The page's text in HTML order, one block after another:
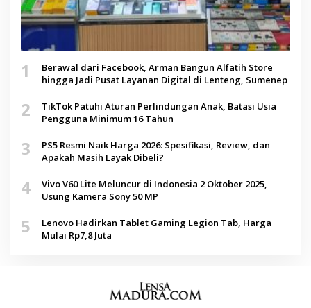
1
Berawal dari Facebook, Arman Bangun Alfatih Store
hingga Jadi Pusat Layanan Digital di Lenteng, Sumenep
2
TikTok Patuhi Aturan Perlindungan Anak, Batasi Usia
Pengguna Minimum 16 Tahun
3
PS5 Resmi Naik Harga 2026: Spesifikasi, Review, dan
Apakah Masih Layak Dibeli?
4
Vivo V60 Lite Meluncur di Indonesia 2 Oktober 2025,
Usung Kamera Sony 50 MP
5
Lenovo Hadirkan Tablet Gaming Legion Tab, Harga
Mulai Rp7,8 Juta